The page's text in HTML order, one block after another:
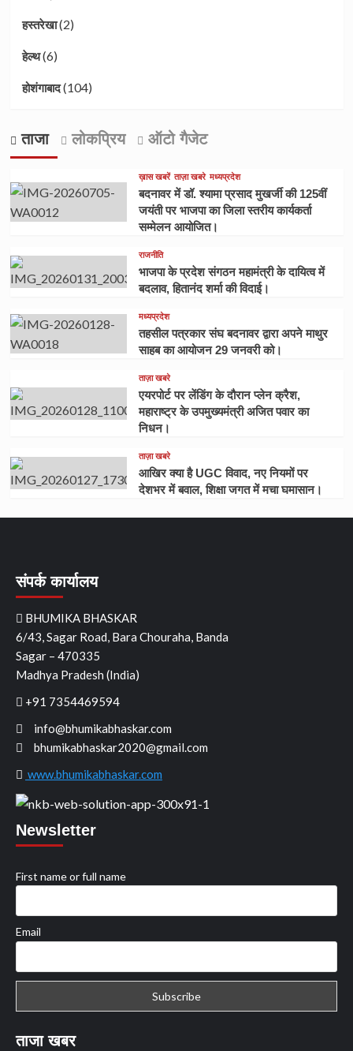
हस्तरेखा(2)
हेल्थ(6)
होशंगाबाद(104)
ताजा लोकप्रिय ऑटो गैजेट
ख़ास खबरें ताज़ा खबरे मध्यप्रदेश
बदनावर में डॉ. श्यामा प्रसाद मुखर्जी की 125वीं
जयंती पर भाजपा का जिला स्तरीय कार्यकर्ता
सम्मेलन आयोजित।
राजनीति
भाजपा के प्रदेश संगठन महामंत्री के दायित्व में
बदलाव, हितानंद शर्मा की विदाई।
मध्यप्रदेश
तहसील पत्रकार संघ बदनावर द्वारा अपने माथुर
साहब का आयोजन 29 जनवरी को।
ताज़ा खबरे
एयरपोर्ट पर लेंडिंग के दौरान प्लेन क्रैश,
महाराष्ट्र के उपमुख्यमंत्री अजित पवार का
निधन।
ताज़ा खबरे
आखिर क्या है UGC विवाद, नए नियमों पर
देशभर में बवाल, शिक्षा जगत में मचा घमासान।
संपर्क कार्यालय
BHUMIKA BHASKAR
6/43, Sagar Road, Bara Chouraha, Banda
Sagar – 470335
Madhya Pradesh (India)
+91 7354469594
info@bhumikabhaskar.com
bhumikabhaskar2020@gmail.com
www.bhumikabhaskar.com
Newsletter
First name or full name
Email
ताजा खबर